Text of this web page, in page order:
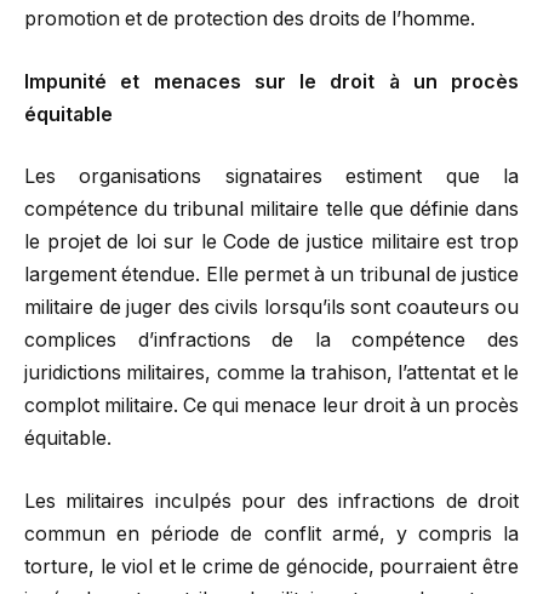
promotion et de protection des droits de l’homme.
Impunité
et menaces sur le droit à un procès
équitable
Les organisations signataires estiment que la
compétence du tribunal militaire telle que définie dans
le projet de loi sur le Code de justice militaire est trop
largement étendue. Elle permet à un tribunal de justice
militaire de juger des civils lorsqu’ils sont coauteurs ou
complices d’infractions de la compétence des
juridictions militaires, comme la trahison, l’attentat et le
complot militaire. Ce qui menace leur droit à un procès
équitable.
Les militaires inculpés pour des infractions de droit
commun en période de conflit armé, y compris la
torture, le viol et le crime de génocide, pourraient être